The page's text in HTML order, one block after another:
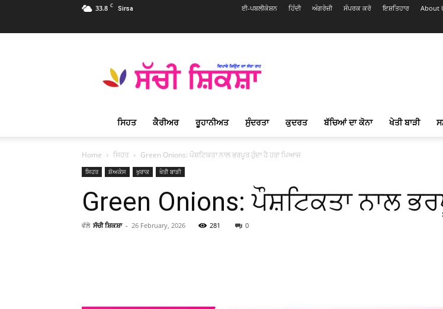
33.8 C Sirsa ਈ-ਪਬਲੀਕੇਸ਼ਨ ਹਿੰਦੀ ਅੰਗਰੇਜ਼ੀ ਸੰਪਰਕ ਕਰੋ ਇਸ਼ਤਿਹਾਰ About
Shiksha
Punjabi
ਸ਼ਿਕਸ਼ਾ
ਪ੍ਰਸਿੱਧ
ਮੈਗਜ਼ੀਨ
ਸਿਹਤ ਕੈਰੀਅਰ ਰੂਹਾਨੀਅਤ ਸੁੰਦਰਤਾ ਕੁਦਰਤ ਬੱਚਿਆਂ ਦਾ ਕੋਨਾ ਖੇਤੀ ਬਾੜੀ
Home ਸਿਹਤ Green Onions: ਪੌਸ਼ਟਿਕਤਾ ਨਾਲ ਭਰਪੂਰ ਹੁੰਦਾ ਹੈ ਹਰਾ ਪਿਆਜ਼
ਸਿਹਤ ਸ਼ੋਅਕੇਸ ਖੁਰਾਕ ਖੇਤੀ ਬਾੜੀ
Green Onions: ਪੌਸ਼ਟਿਕਤਾ ਨਾਲ
ਵੱਲੋ ਸੱਚੀ ਸ਼ਿਕਸ਼ਾ - 26 February, 2026 281 0